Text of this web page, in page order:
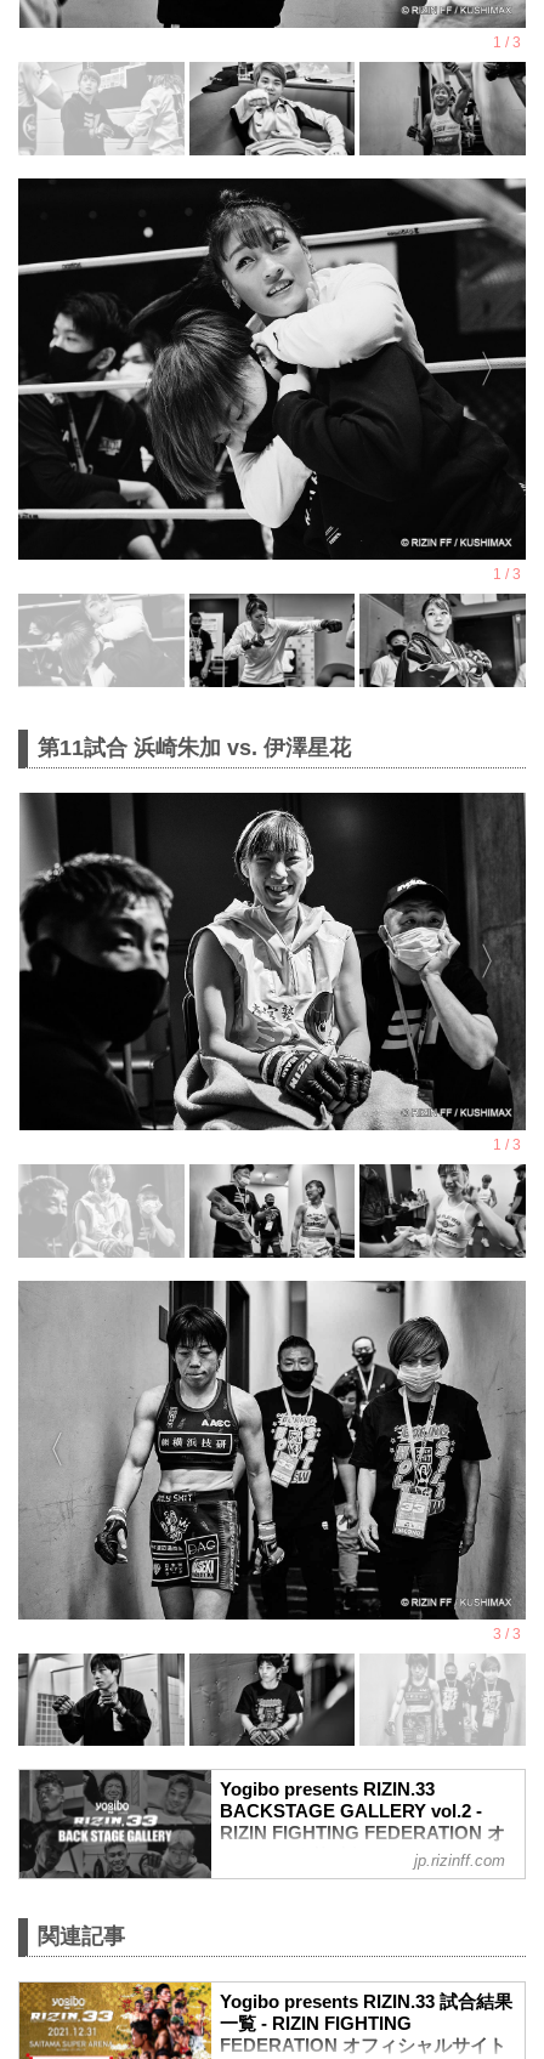
第11試合 浜崎朱加 vs. 伊澤星花
Yogibo presents RIZIN.33
BACKSTAGE GALLERY vol.2 -
RIZIN FIGHTING FEDERATION オ
第10試合 武田光司 vs. “ブラックパンサ
ー”ベイノア
武田光司3
“ブラックパンサー”ベイノア3
第9試合 シビサイ頌真 vs. 関根“シュレッ
jp.rizinff.com
関連記事
Yogibo presents RIZIN.33 試合結果
一覧 - RIZIN FIGHTING
FEDERATION オフィシャルサイト